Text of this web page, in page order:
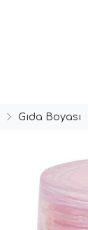
Gıda Boyası